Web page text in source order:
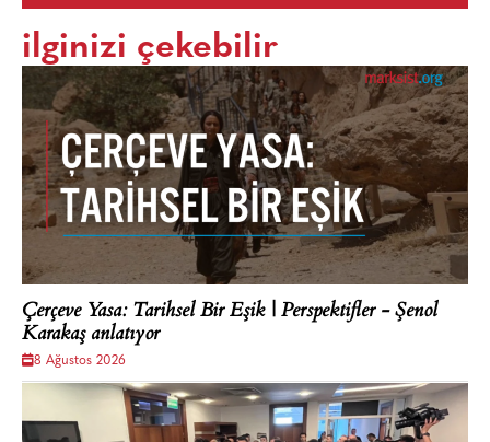
ilginizi çekebilir
Çerçeve Yasa: Tarihsel Bir Eşik | Perspektifler - Şenol
Karakaş anlatıyor
8 Ağustos 2026